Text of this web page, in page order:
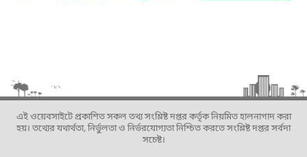
এই ওয়েবসাইটে প্রকাশিত সকল তথ্য সংশ্লিষ্ট দপ্তর কর্তৃক নিয়মিত হালনাগাদ করা
হয়। তথ্যের যথার্থতা, নির্ভুলতা ও নির্ভরযোগ্যতা নিশ্চিত করতে সংশ্লিষ্ট দপ্তর সর্বদা
সচেষ্ট।